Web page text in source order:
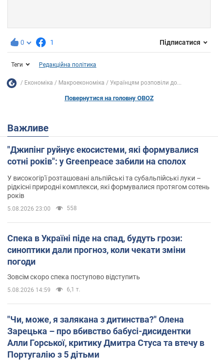
0 1 Підписатися
Теги Редакційна політика
Економіка Mакроекономіка Українцям розповіли до...
Повернутися на головну OBOZ
Важливе
"Джипінг руйнує екосистеми, які формувалися
сотні років": у Greenpeace забили на сполох
У високогір'ї розташовані альпійські та субальпійські луки –
рідкісні природні комплекси, які формувалися протягом сотень
років
5.08.2026 23:00 558
Спека в Україні піде на спад, будуть грози:
синоптики дали прогноз, коли чекати зміни
погоди
Зовсім скоро спека поступово відступить
5.08.2026 14:59 6,1 т.
"Чи, може, я залякана з дитинства?" Олена
Зарецька – про вбивство бабусі-дисидентки
Алли Горської, критику Дмитра Стуса та втечу в
Португалію з 5 дітьми